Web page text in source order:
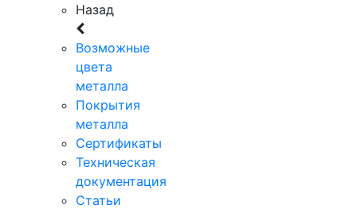
Назад
Возможные
цвета
металла
Покрытия
металла
Сертификаты
Техническая
документация
Статьи